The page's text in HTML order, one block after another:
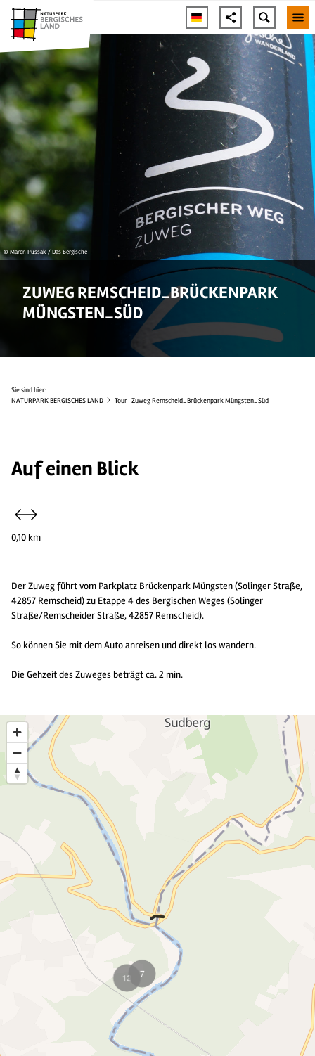
© Maren Pussak / Das Bergische
ZUWEG REMSCHEID_BRÜCKENPARK
MÜNGSTEN_SÜD
Sie sind hier:
NATURPARK BERGISCHES LAND
Tour Zuweg Remscheid_Brückenpark Müngsten_Süd
Auf einen Blick
0,10 km
Der Zuweg führt vom Parkplatz Brückenpark Müngsten (Solinger Straße,
42857 Remscheid) zu Etappe 4 des Bergischen Weges (Solinger
Straße/Remscheider Straße, 42857 Remscheid).
So können Sie mit dem Auto anreisen und direkt los wandern.
Die Gehzeit des Zuweges beträgt ca. 2 min.